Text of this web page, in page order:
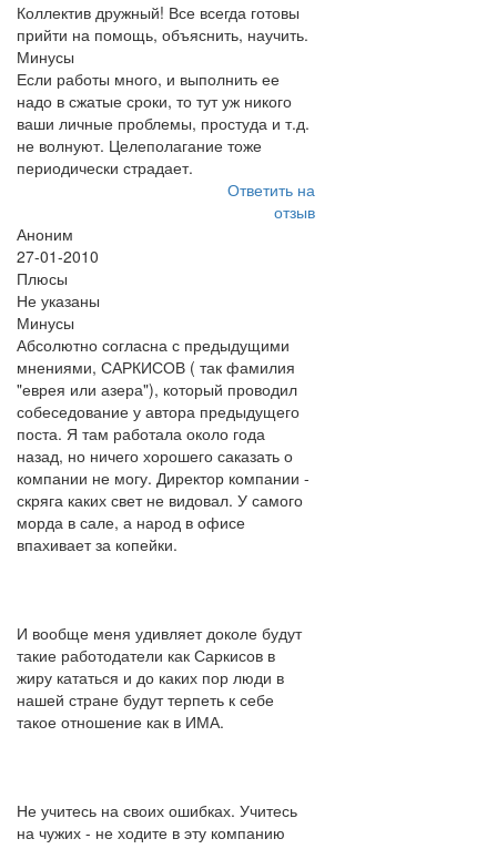
Коллектив дружный! Все всегда готовы
прийти на помощь, объяснить, научить.
Минусы
Если работы много, и выполнить ее
надо в сжатые сроки, то тут уж никого
ваши личные проблемы, простуда и т.д.
не волнуют. Целеполагание тоже
периодически страдает.
Ответить на
отзыв
Аноним
27-01-2010
Плюсы
Не указаны
Минусы
Абсолютно согласна с предыдущими
мнениями, САРКИСОВ ( так фамилия
"еврея или азера"), который проводил
собеседование у автора предыдущего
поста. Я там работала около года
назад, но ничего хорошего саказать о
компании не могу. Директор компании -
скряга каких свет не видовал. У самого
морда в сале, а народ в офисе
впахивает за копейки.
И вообще меня удивляет доколе будут
такие работодатели как Саркисов в
жиру кататься и до каких пор люди в
нашей стране будут терпеть к себе
такое отношение как в ИМА.
Не учитесь на своих ошибках. Учитесь
на чужих - не ходите в эту компанию